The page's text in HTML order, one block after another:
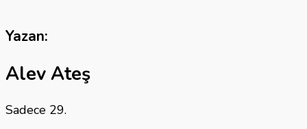
Yazan:
Alev Ateş
Sadece 29.